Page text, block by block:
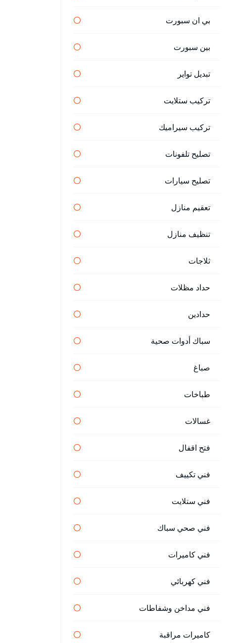
بي ان سبورت
بين سبورت
تبديل تواير
تركيب ستلايت
تركيب سيراميك
تصليح تلفونات
تصليح سيارات
تعقيم منازل
تنظيف منازل
ثلاجات
حداد مظلات
حدادين
سباك أدوات صحية
صباغ
طباخات
غسالات
فتح اقفال
فني تكييف
فني ستلايت
فني صحي سباك
فني كاميرات
فني كهربائي
فني مداخن وشفاطات
كاميرات مراقبة